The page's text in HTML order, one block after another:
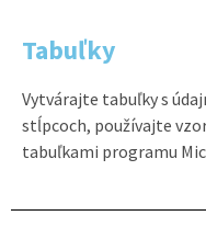
Tabuľky
Vytvárajte tabuľky s
stĺpcoch, používajte
tabuľkami programu